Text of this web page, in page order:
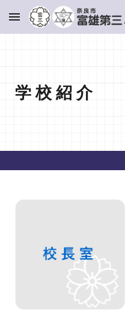
Skip to main content
学 校 紹 介